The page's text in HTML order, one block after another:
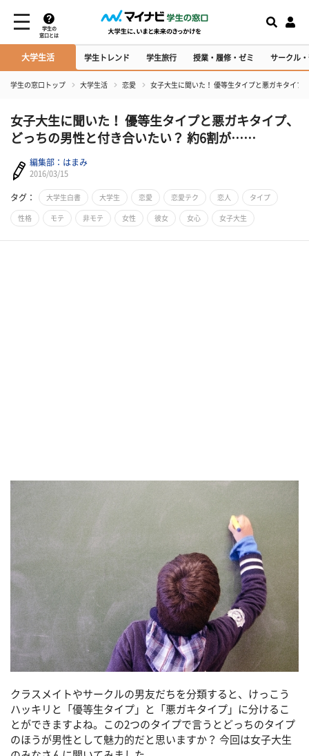
学生の
窓口とは
大学生活 学生トレンド 学生旅行 授業・履修・ゼミ サークル
学生の窓口トップ 大学生活 恋愛 女子大生に聞いた！ 優等生タイプと悪ガキタイ
女子大生に聞いた！ 優等生タイプと悪ガキタイプ、
どっちの男性と付き合いたい？ 約6割が……
編集部：はまみ
2016/03/15
タグ： 大学生白書 大学生 恋愛 恋愛テク 恋人 タイプ
性格 モテ 非モテ 女性 彼女 女心 女子大生
クラスメイトやサークルの男友だちを分類すると、けっこう
ハッキリと「優等生タイプ」と「悪ガキタイプ」に分けるこ
とができますよね。この2つのタイプで言うとどっちのタイプ
のほうが男性として魅力的だと思いますか？ 今回は女子大生